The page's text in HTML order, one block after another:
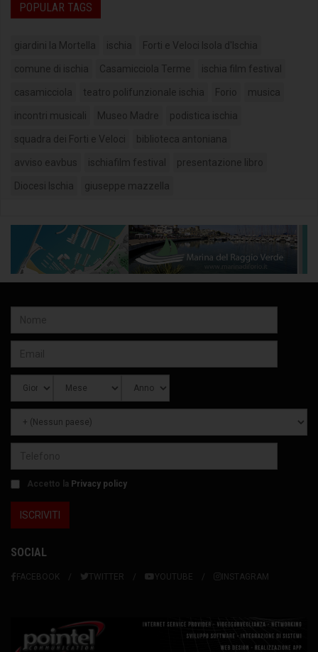
POPULAR TAGS
giardini la Mortella ischia Forti e Veloci Isola d'Ischia
comune di ischia Casamicciola Terme ischia film festival
casamicciola teatro polifunzionale ischia Forio musica
incontri musicali Museo Madre podistica ischia
squadra dei Forti e Veloci biblioteca antoniana
avviso eavbus ischiafilm festival presentazione libro
Diocesi Ischia giuseppe mazzella
Accetto la Privacy policy
SOCIAL
FACEBOOK TWITTER YOUTUBE INSTAGRAM